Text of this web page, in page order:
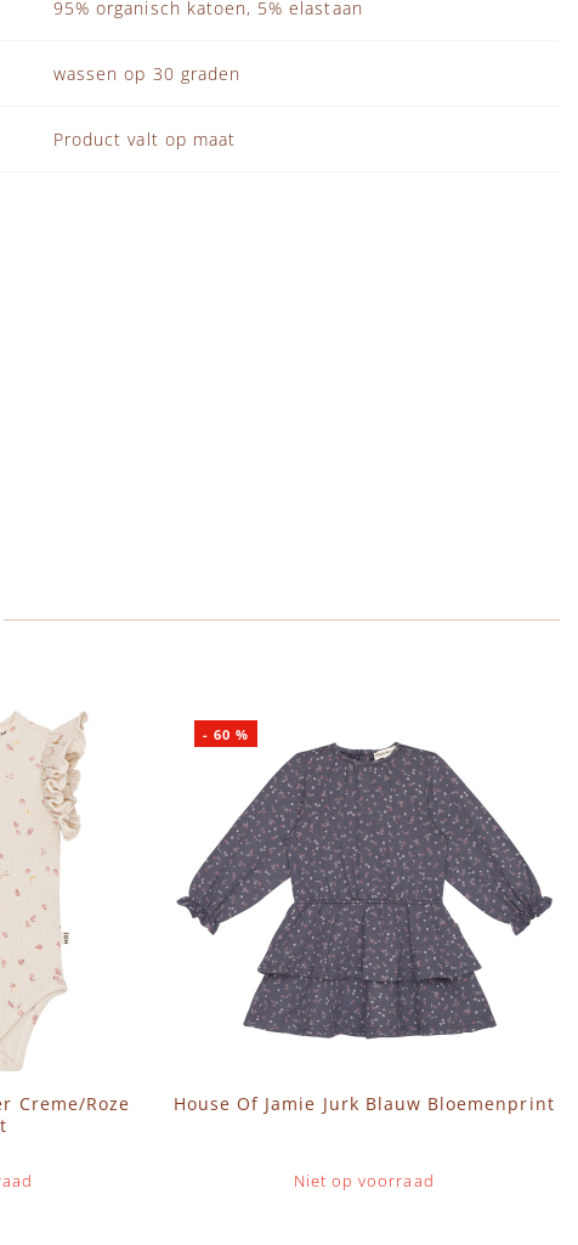
95% organisch katoen, 5% elastaan
wassen op 30 graden
Product valt op maat
Creme/Roze
House Of Jamie Jurk Blauw Bloemenprint
Niet op voorraad
- 60 %